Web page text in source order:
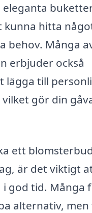
kunna hitta
behov. Många
erbjuder också
lägga till
gör din
ett
är det viktigt
i god tid. Många
alternativ,